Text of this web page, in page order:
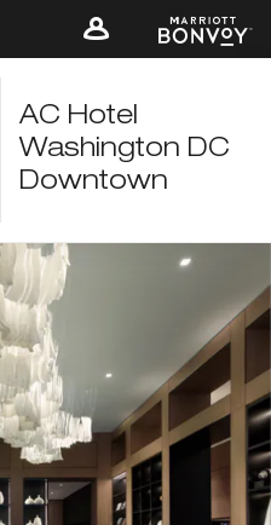
AC Hotel
Washington DC
Downtown